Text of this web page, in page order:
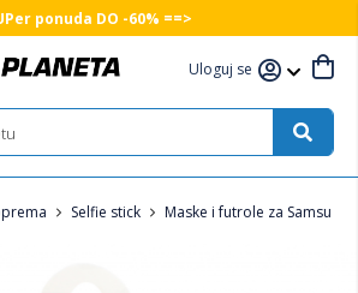
ponuda DO -60% ==>
Uloguj se
Selfie stick Maske i futrole za Samsung